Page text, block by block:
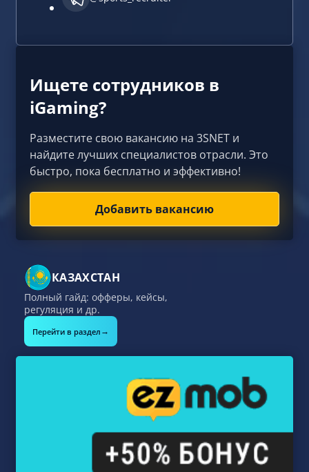
Ищете сотрудников в
iGaming?
Разместите свою вакансию на 3SNET и
найдите лучших специалистов отрасли. Это
быстро, пока бесплатно и эффективно!
Добавить вакансию
КАЗАХСТАН
Полный гайд: офферы, кейсы,
регуляция и др.
Перейти в раздел →